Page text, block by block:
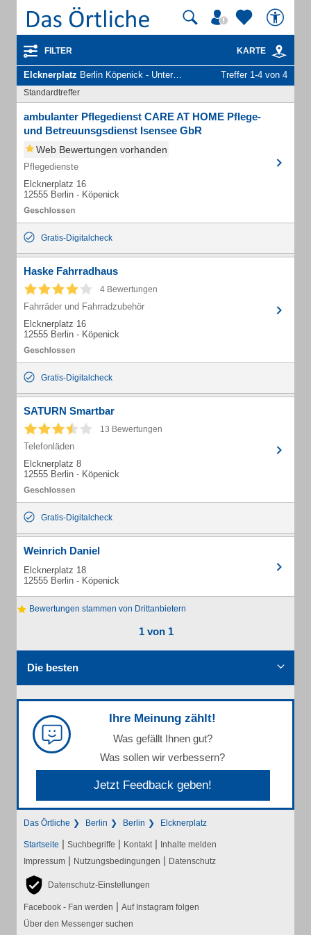
FILTER KARTE
Elcknerplatz Berlin Köpenick - Unternehmen und Personen Treffer 1-4 von 4
Standardtreffer
ambulanter Pflegedienst CARE AT HOME Pflege-
und Betreuunsgsdienst Isensee GbR
Web Bewertungen vorhanden
Pflegedienste
Elcknerplatz 16
12555 Berlin - Köpenick
Gratis-Digitalcheck
Haske Fahrradhaus
4 Bewertungen
Fahrräder und Fahrradzubehör
Elcknerplatz 16
12555 Berlin - Köpenick
Gratis-Digitalcheck
SATURN Smartbar
13 Bewertungen
Telefonläden
Elcknerplatz 8
12555 Berlin - Köpenick
Gratis-Digitalcheck
Weinrich Daniel
Elcknerplatz 18
12555 Berlin - Köpenick
Bewertungen stammen von Drittanbietern
1 von 1
Die besten
Ihre Meinung zählt!
Was gefällt Ihnen gut?
Was sollen wir verbessern?
Jetzt Feedback geben!
Das Örtliche Berlin Berlin Elcknerplatz
Startseite | Suchbegriffe | Kontakt | Inhalte melden
Impressum | Nutzungsbedingungen | Datenschutz
Datenschutz-Einstellungen
Facebook - Fan werden | Auf Instagram folgen
Über den Messenger suchen